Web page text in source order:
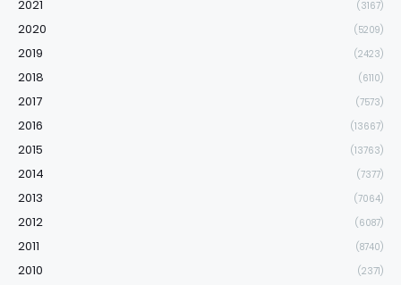
2021 (3167)
2020 (5209)
2019 (2423)
2018 (6110)
2017 (7573)
2016 (13667)
2015 (13763)
2014 (7377)
2013 (7064)
2012 (6087)
2011 (8740)
2010 (2371)